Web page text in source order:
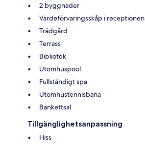
2 byggnader
Värdeförvaringsskåp i receptionen
Trädgård
Terrass
Bibliotek
Utomhuspool
Fullständigt spa
Utomhustennisbana
Bankettsal
Tillgänglighetsanpassning
Hiss